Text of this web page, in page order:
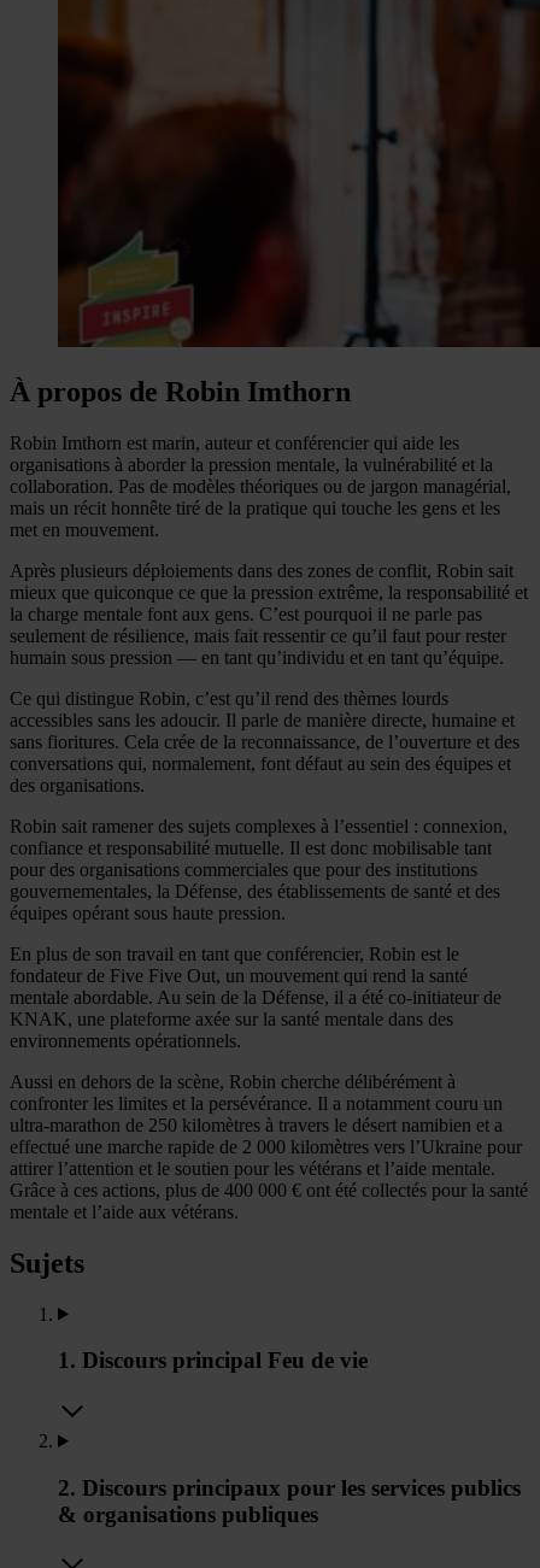
À propos de Robin Imthorn
Robin Imthorn est marin, auteur et conférencier qui aide les
organisations à aborder la pression mentale, la vulnérabilité et la
collaboration. Pas de modèles théoriques ou de jargon managérial,
mais un récit honnête tiré de la pratique qui touche les gens et les
met en mouvement.
Après plusieurs déploiements dans des zones de conflit, Robin sait
mieux que quiconque ce que la pression extrême, la responsabilité et
la charge mentale font aux gens. C’est pourquoi il ne parle pas
seulement de résilience, mais fait ressentir ce qu’il faut pour rester
humain sous pression — en tant qu’individu et en tant qu’équipe.
Ce qui distingue Robin, c’est qu’il rend des thèmes lourds
accessibles sans les adoucir. Il parle de manière directe, humaine et
sans fioritures. Cela crée de la reconnaissance, de l’ouverture et des
conversations qui, normalement, font défaut au sein des équipes et
des organisations.
Robin sait ramener des sujets complexes à l’essentiel : connexion,
confiance et responsabilité mutuelle. Il est donc mobilisable tant
pour des organisations commerciales que pour des institutions
gouvernementales, la Défense, des établissements de santé et des
équipes opérant sous haute pression.
En plus de son travail en tant que conférencier, Robin est le
fondateur de Five Five Out, un mouvement qui rend la santé
mentale abordable. Au sein de la Défense, il a été co-initiateur de
KNAK, une plateforme axée sur la santé mentale dans des
environnements opérationnels.
Aussi en dehors de la scène, Robin cherche délibérément à
confronter les limites et la persévérance. Il a notamment couru un
ultra-marathon de 250 kilomètres à travers le désert namibien et a
effectué une marche rapide de 2 000 kilomètres vers l’Ukraine pour
attirer l’attention et le soutien pour les vétérans et l’aide mentale.
Grâce à ces actions, plus de 400 000 € ont été collectés pour la santé
mentale et l’aide aux vétérans.
Sujets
1. Discours principal Feu de vie
2. Discours principaux pour les services publics
& organisations publiques